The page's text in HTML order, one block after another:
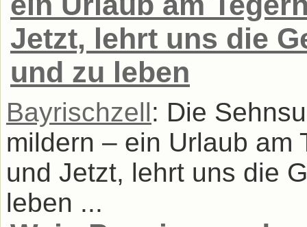
Jetzt, lehrt uns die
und zu leben
Bayrischzell: Die
mildern – ein Urlaub am
und Jetzt, lehrt uns die
leben ...